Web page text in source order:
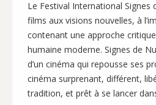
Le Festival International Signes
films aux visions nouvelles, à
contenant une approche critique
humaine moderne. Signes de
d’un cinéma qui repousse ses
cinéma surprenant, différent,
tradition, et prêt à se lancer